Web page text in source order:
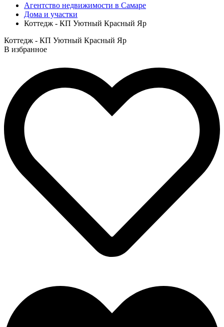
Агентство недвижимости в Самаре
Дома и участки
Коттедж - КП Уютный Красный Яр
Коттедж - КП Уютный Красный Яр
В избранное